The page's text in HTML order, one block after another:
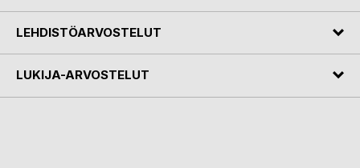
LEHDISTÖARVOSTELUT
LUKIJA-ARVOSTELUT